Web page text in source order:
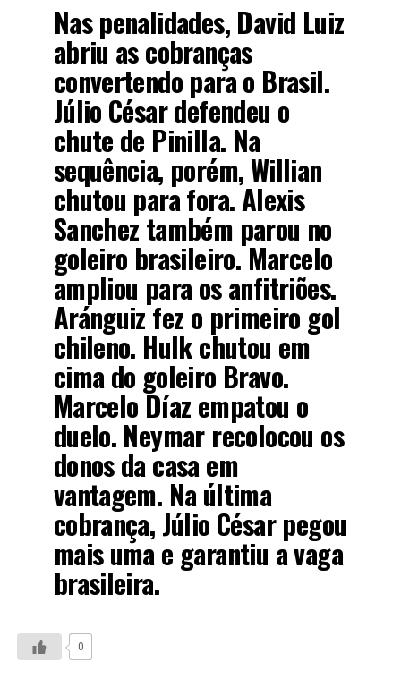
Nas penalidades, David Luiz
abriu as cobranças
convertendo para o Brasil.
Júlio César defendeu o
chute de Pinilla. Na
sequência, porém, Willian
chutou para fora. Alexis
Sanchez também parou no
goleiro brasileiro. Marcelo
ampliou para os anfitriões.
Aránguiz fez o primeiro gol
chileno. Hulk chutou em
cima do goleiro Bravo.
Marcelo Díaz empatou o
duelo. Neymar recolocou os
donos da casa em
vantagem. Na última
cobrança, Júlio César pegou
mais uma e garantiu a vaga
brasileira.
0